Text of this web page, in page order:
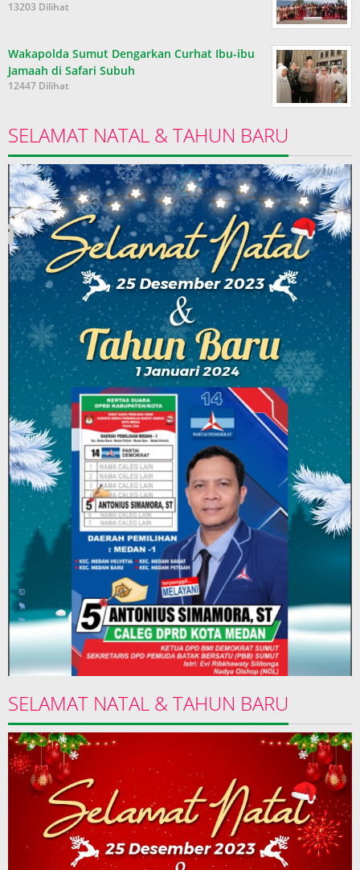
13203 Dilihat
Wakapolda Sumut Dengarkan Curhat Ibu-ibu
Jamaah di Safari Subuh
12447 Dilihat
SELAMAT NATAL & TAHUN BARU
SELAMAT NATAL & TAHUN BARU